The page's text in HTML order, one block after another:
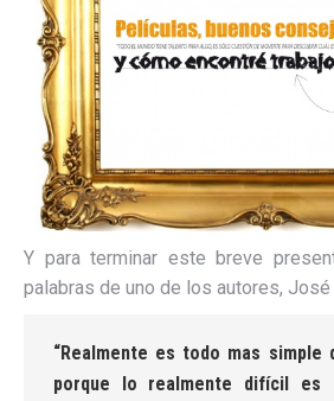
Y para terminar este breve
palabras de uno de los autores, José
“Realmente es todo mas simple
porque lo realmente difícil es